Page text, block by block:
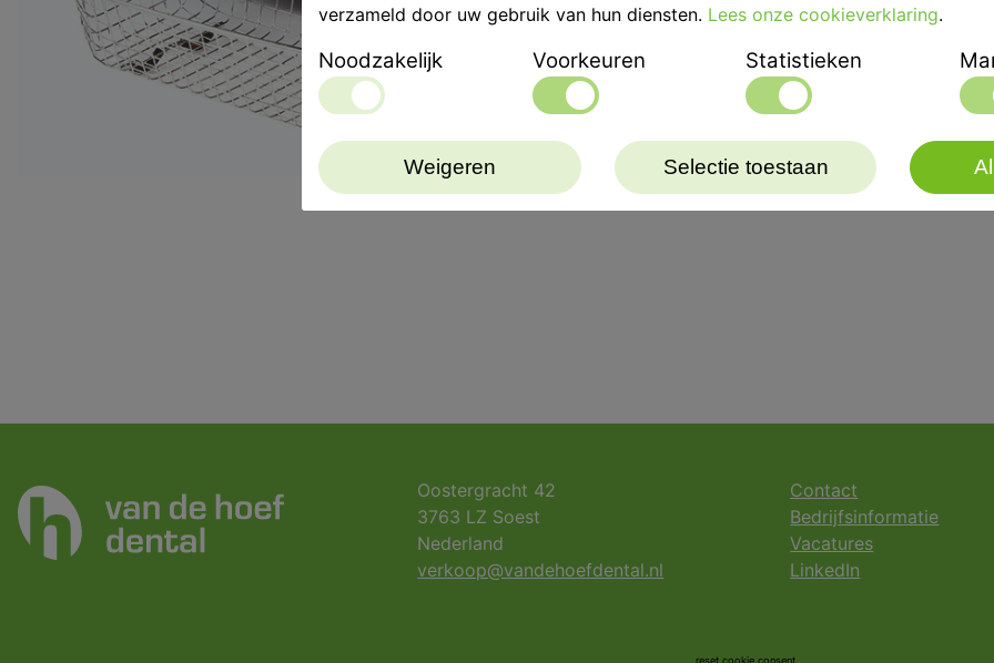
Ruim bad met ruimte
- Vervaardigd uit
- Digitale tijdcontrole,
- Er zit een afvoer aan
- Temperatuur
Oostergracht 42
3763 LZ Soest
Nederland
verkoop@vandehoefdental.nl
Contact
Bedrijfsinformatie
Vacatures
LinkedIn
verzameld door uw gebruik van hun diensten. Lees onze cookieverklaring.
Noodzakelijk Voorkeuren Statistieken
Weigeren Selectie toestaan